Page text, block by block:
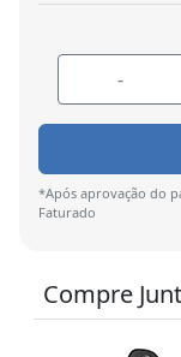
-
*Após aprovação do
Faturado
Compre